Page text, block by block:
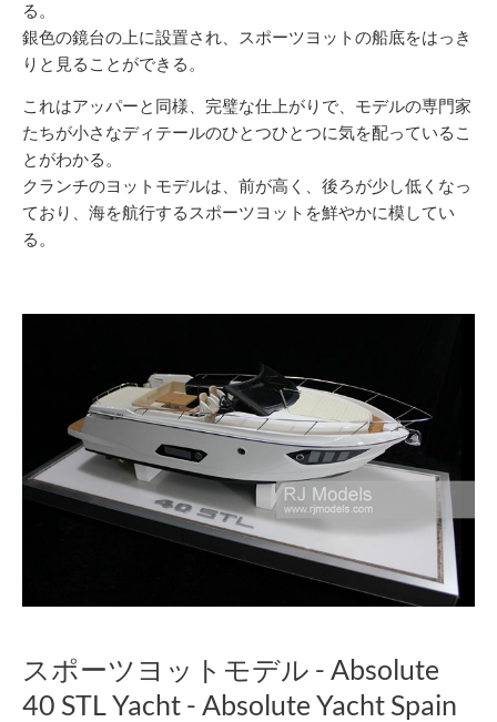
る。
銀色の鏡台の上に設置され、スポーツヨットの船底をはっき
りと見ることができる。
これはアッパーと同様、完璧な仕上がりで、モデルの専門家
たちが小さなディテールのひとつひとつに気を配っているこ
とがわかる。
クランチのヨットモデルは、前が高く、後ろが少し低くなっ
ており、海を航行するスポーツヨットを鮮やかに模してい
る。
スポーツヨットモデル - Absolute
40 STL Yacht - Absolute Yacht Spain